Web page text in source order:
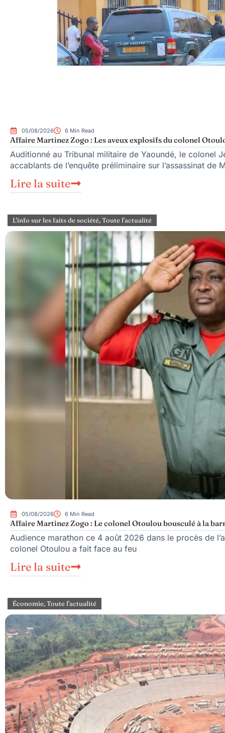
05/08/2026 6 Min Read
Affaire Martinez Zogo : Les aveux explosifs du colonel
Auditionné au Tribunal militaire de Yaoundé, le colonel
accablants de l’enquête préliminaire sur l’assassinat de
Lire la suite
L'info sur les faits de société,Toute l'actualité
05/08/2026 6 Min Read
Affaire Martinez Zogo : Le colonel Otoulou bousculé à la
Audience marathon ce 4 août 2026 dans le procès de
colonel Otoulou a fait face au feu
Lire la suite
Économie,Toute l'actualité